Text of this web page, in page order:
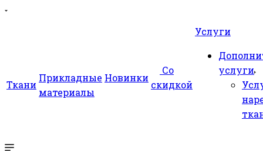
Ткани
Прикладные
материалы
Новинки
Со
скидкой
Услуги
услуги